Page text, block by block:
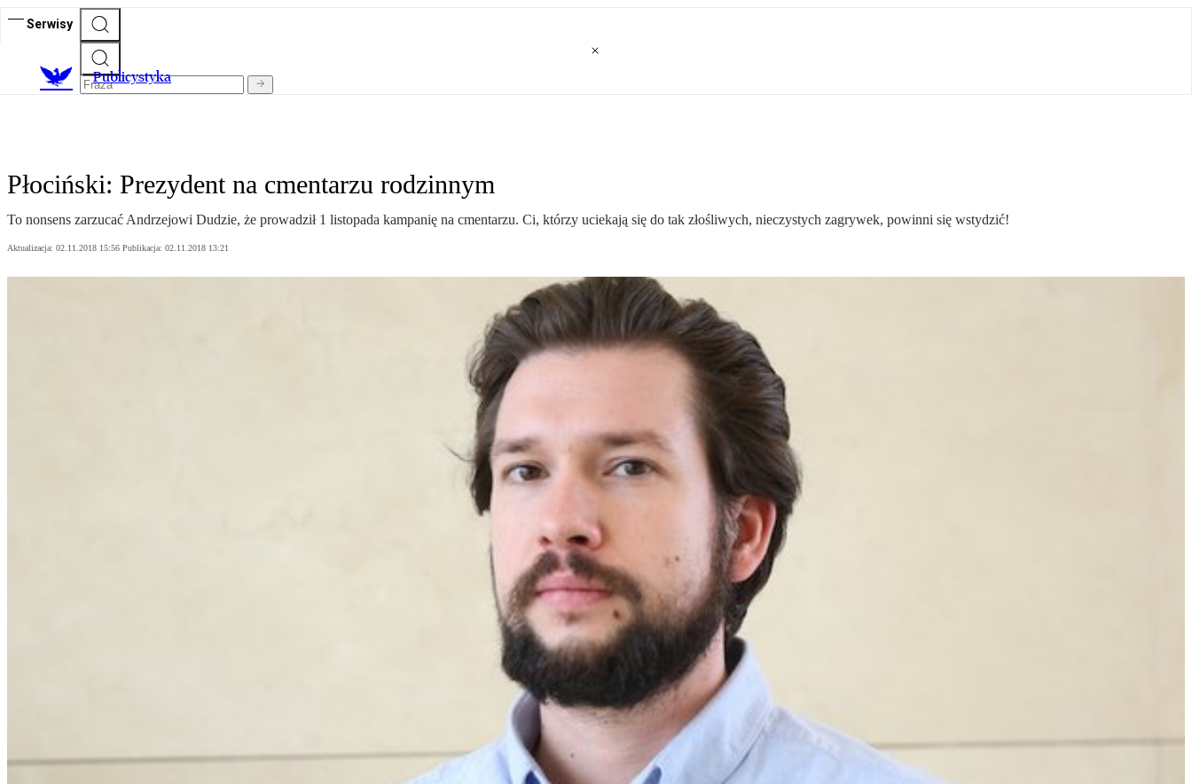
Serwisy
Publicystyka
Płociński: Prezydent na cmentarzu rodzinnym
To nonsens zarzucać Andrzejowi Dudzie, że prowadził 1 listopada kampanię na cmentarzu. Ci, którzy uciekają się do tak złośliwych, nieczystych zagrywek, powinni się wstydzić!
Aktualizacja: 02.11.2018 15:56 Publikacja: 02.11.2018 13:21